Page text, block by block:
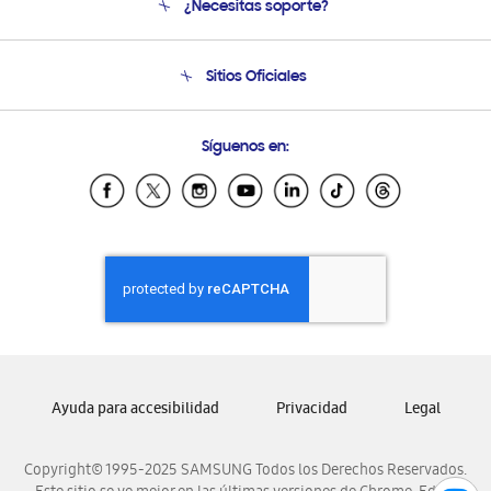
Soporte
Condiciones de Compra
¿Necesitas soporte?
Soporte vía eMail
Sitios Oficiales
Samsung Ecuador
Samsung El Salvador
Samsung Honduras
Samsung Nicaragua
Samsung Panamá
Samsung Venezuela
Síguenos en:
Copyright© 1995-2025 SAMSUNG Todos los Derechos Reservados.
Ayuda para accesibilidad Privacidad Legal